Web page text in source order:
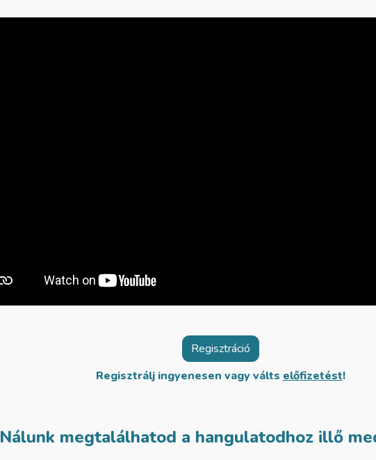
Regisztráció
Regisztrálj ingyenesen vagy válts előfizetést!
Nálunk megtalálhatod a hangulatodhoz illő